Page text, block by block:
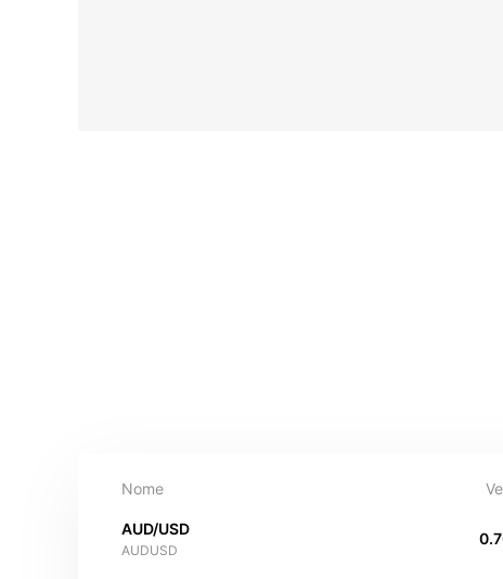
Nome
AUD/USD
AUDUSD